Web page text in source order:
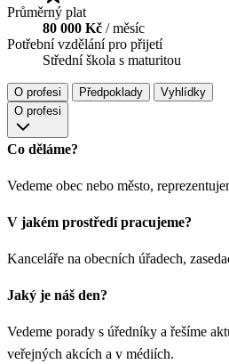
Průměrný plat
80 000 Kč / měsíc
Potřební vzdělání pro přijetí
Střední škola s maturitou
O profesi Předpoklady
Vyhlídky
O profesi
Co děláme?
Vedeme obec nebo město,
V jakém prostředí pracujeme?
Kanceláře na obecních úřadech,
Jaký je náš den?
Vedeme porady s úředníky a řešíme
veřejných akcích a v médiích.